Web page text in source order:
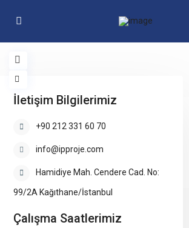
İletişim Bilgilerimiz
+90 212 331 60 70
info@ipproje.com
Hamidiye Mah. Cendere Cad. No:
99/2A Kağıthane/İstanbul
Çalışma Saatlerimiz
loading...